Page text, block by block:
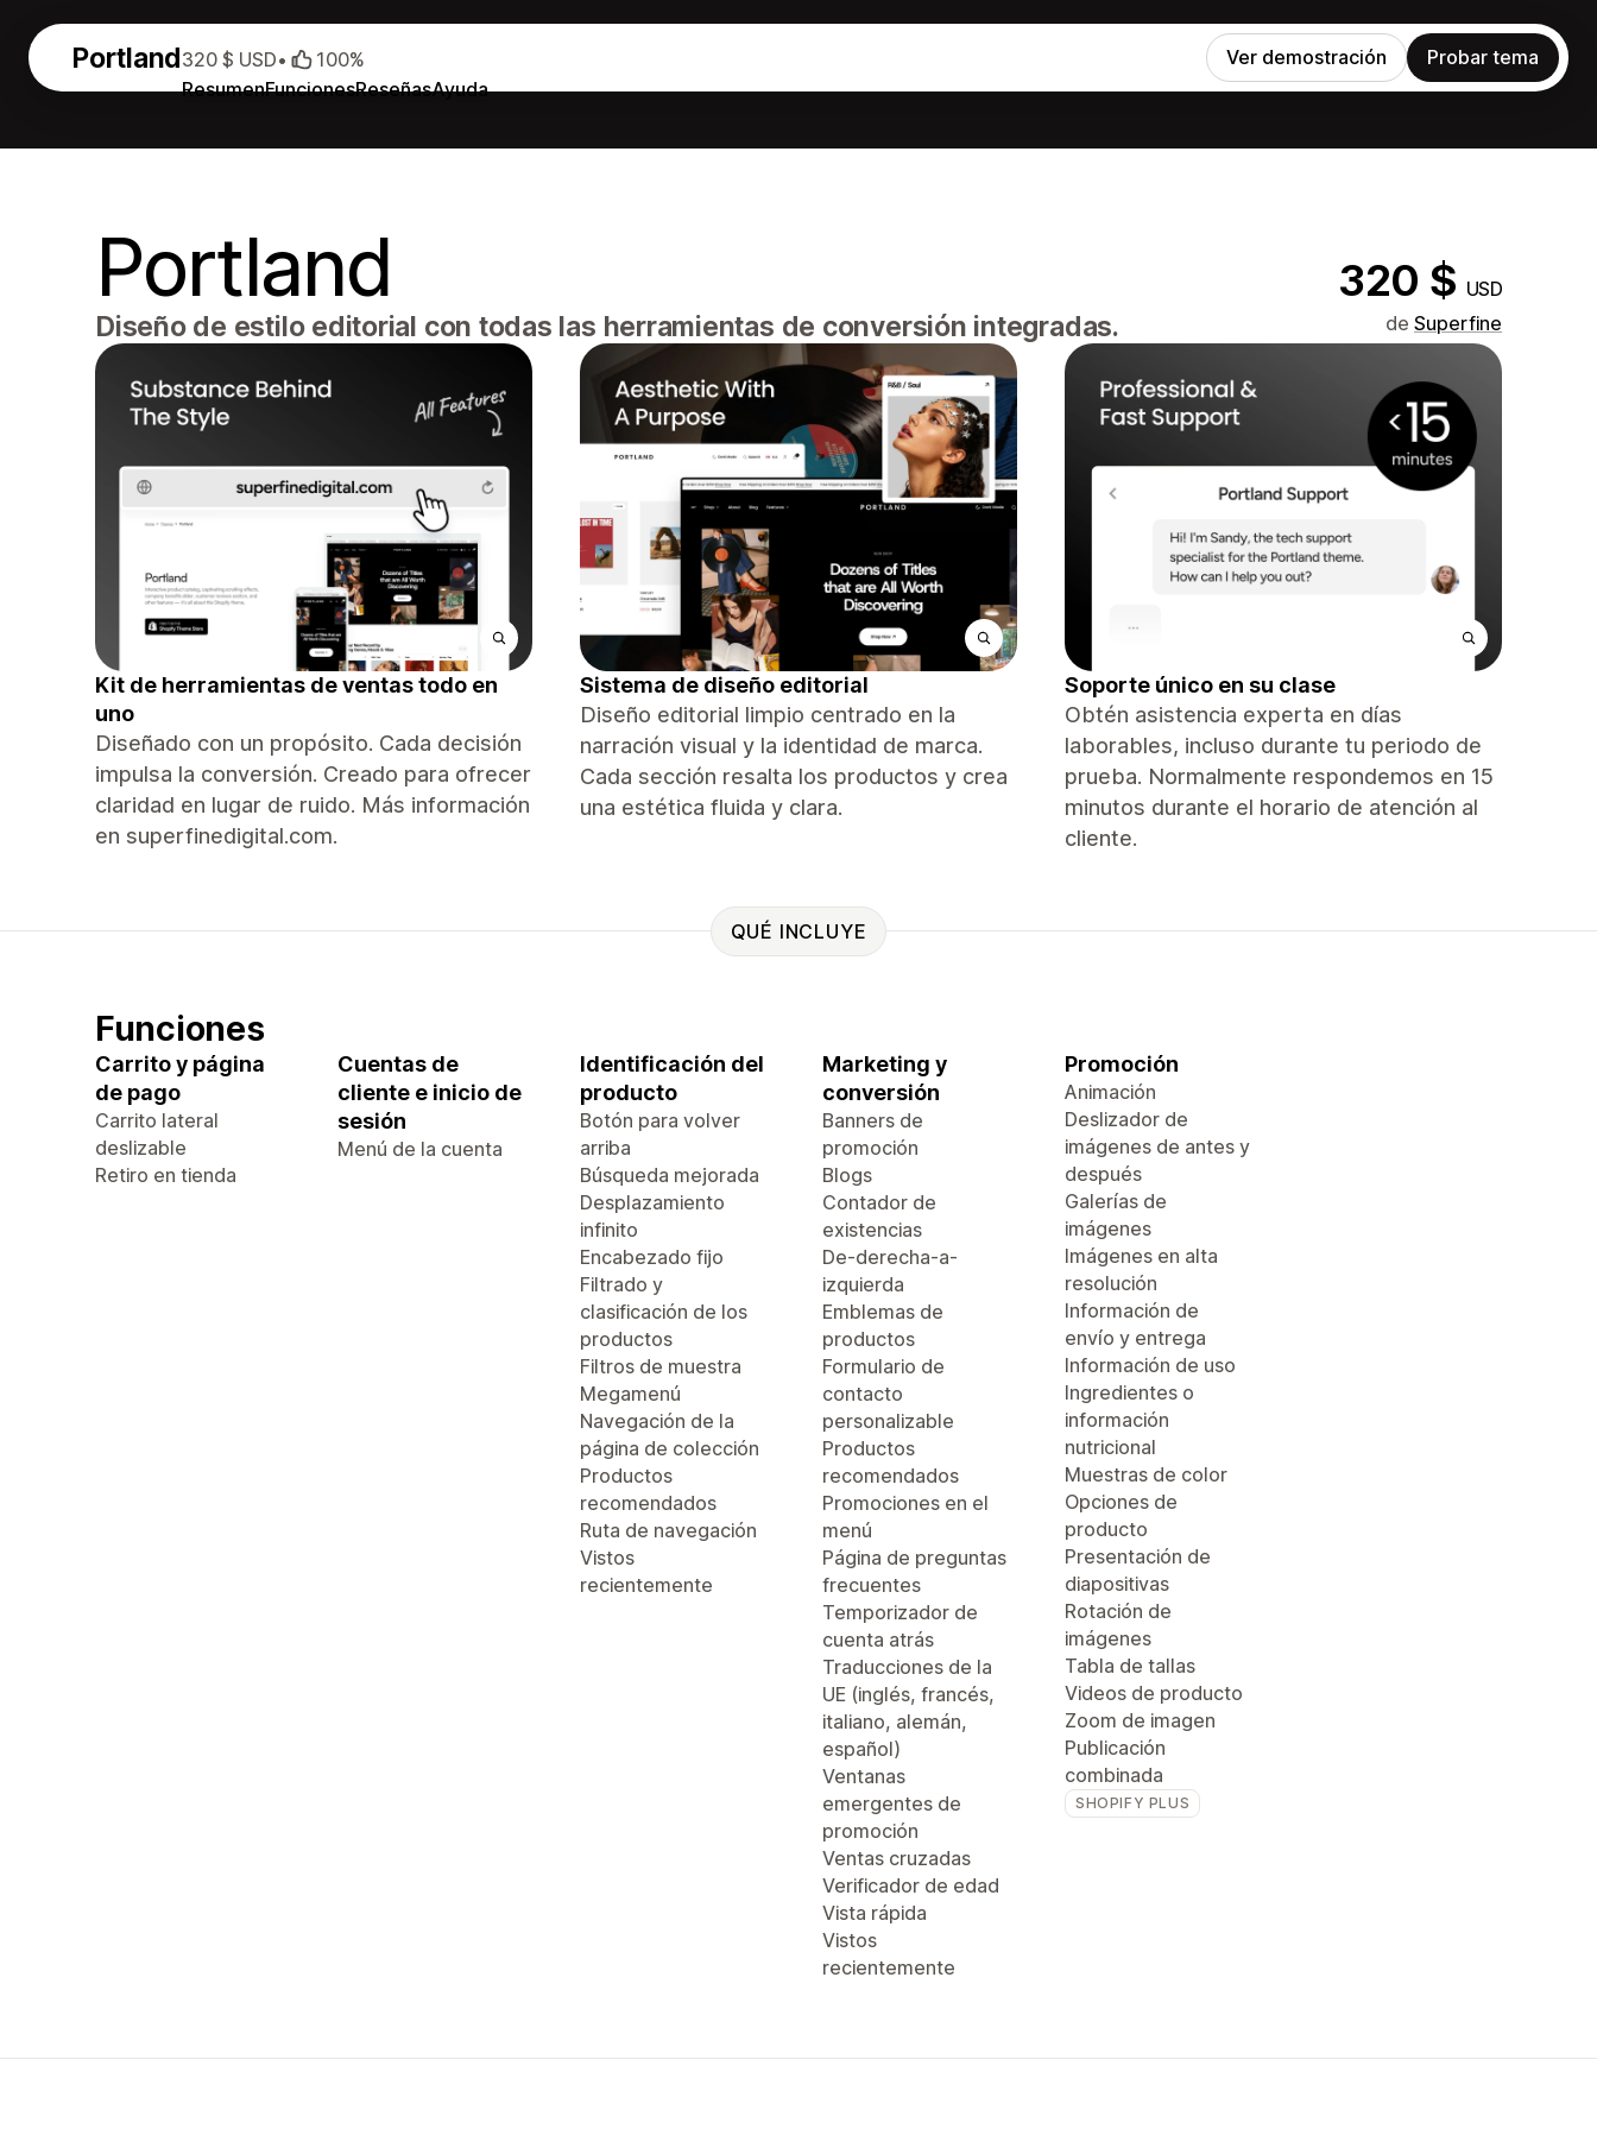
Portland
ResumenFuncionesReseñasAyuda
320 $ USD• 100% Ver demostración Probar tema
Portland 320 $ USD
Diseño de estilo editorial con todas las herramientas de conversión integradas. de Superfine
Kit de herramientas de ventas todo en
uno
Diseñado con un propósito. Cada decisión
impulsa la conversión. Creado para ofrecer
claridad en lugar de ruido. Más información
en superfinedigital.com.
Sistema de diseño editorial
Diseño editorial limpio centrado en la
narración visual y la identidad de marca.
Cada sección resalta los productos y crea
una estética fluida y clara.
Soporte único en su clase
Obtén asistencia experta en días
laborables, incluso durante tu periodo de
prueba. Normalmente respondemos en 15
minutos durante el horario de atención al
cliente.
QUÉ INCLUYE
Funciones
Carrito y página
de pago
Carrito lateral
deslizable
Retiro en tienda
Cuentas de
cliente e inicio de
sesión
Menú de la cuenta
Identificación del
producto
Botón para volver
arriba
Búsqueda mejorada
Desplazamiento
infinito
Encabezado fijo
Filtrado y
clasificación de los
productos
Filtros de muestra
Megamenú
Navegación de la
página de colección
Productos
recomendados
Ruta de navegación
Vistos
recientemente
Marketing y
conversión
Banners de
promoción
Blogs
Contador de
existencias
De-derecha-a-
izquierda
Emblemas de
productos
Formulario de
contacto
personalizable
Productos
recomendados
Promociones en el
menú
Página de preguntas
frecuentes
Temporizador de
cuenta atrás
Traducciones de la
UE (inglés, francés,
italiano, alemán,
español)
Ventanas
emergentes de
promoción
Ventas cruzadas
Verificador de edad
Vista rápida
Vistos
recientemente
Promoción
Animación
Deslizador de
imágenes de antes y
después
Galerías de
imágenes
Imágenes en alta
resolución
Información de
envío y entrega
Información de uso
Ingredientes o
información
nutricional
Muestras de color
Opciones de
producto
Presentación de
diapositivas
Rotación de
imágenes
Tabla de tallas
Videos de producto
Zoom de imagen
Publicación
combinada
SHOPIFY PLUS